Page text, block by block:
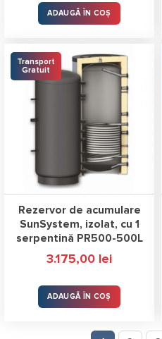
ADAUGĂ ÎN COȘ
Transport
Gratuit
Rezervor de acumulare
SunSystem, izolat, cu 1
serpentină PR500-500L
3.175,00 lei
ADAUGĂ ÎN COȘ